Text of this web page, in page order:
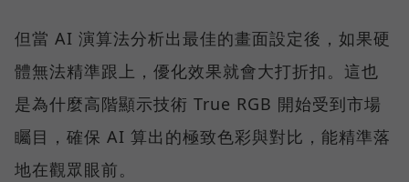
但當 AI 演算法分析出最佳的畫面設定後，如果硬
體無法精準跟上，優化效果就會大打折扣。這也
是為什麼高階顯示技術 True RGB 開始受到市場
矚目，確保 AI 算出的極致色彩與對比，能精準落
地在觀眾眼前。